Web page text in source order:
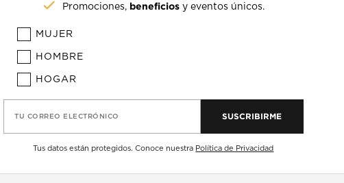
Promociones, beneficios y eventos únicos.
MUJER
HOMBRE
HOGAR
TU CORREO ELECTRÓNICO SUSCRIBIRME
Tus datos están protegidos. Conoce nuestra Política de Privacidad